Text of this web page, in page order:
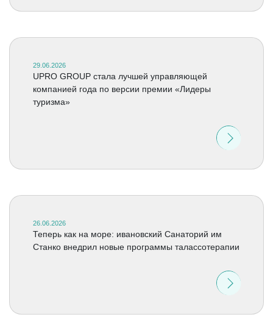
29.06.2026
UPRO GROUP стала лучшей управляющей
компанией года по версии премии «Лидеры
туризма»
26.06.2026
Теперь как на море: ивановский Санаторий им
Станко внедрил новые программы талассотерапии